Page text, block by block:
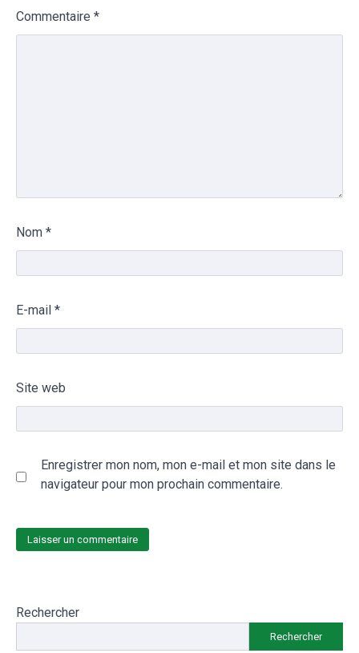
Commentaire *
Nom *
E-mail *
Site web
Enregistrer mon nom, mon e-mail et mon site dans le
navigateur pour mon prochain commentaire.
Rechercher
Rechercher